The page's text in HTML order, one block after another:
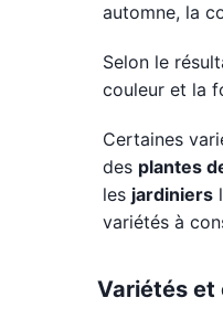
automne, la
Selon le
couleur et la
Certaines
des plantes
les jardiniers
variétés à
Variétés et